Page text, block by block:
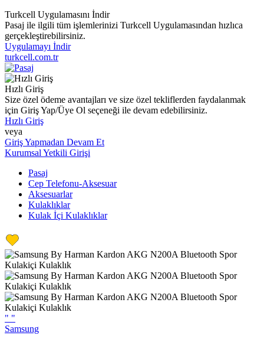
Turkcell Uygulamasını İndir
Pasaj ile ilgili tüm işlemlerinizi Turkcell Uygulamasından hızlıca
gerçekleştirebilirsiniz.
Uygulamayı İndir
turkcell.com.tr
Hızlı Giriş
Size özel ödeme avantajları ve size özel tekliflerden faydalanmak
için Giriş Yap/Üye Ol seçeneği ile devam edebilirsiniz.
Hızlı Giriş
veya
Giriş Yapmadan Devam Et
Kurumsal Yetkili Girişi
Pasaj
Cep Telefonu-Aksesuar
Aksesuarlar
Kulaklıklar
Kulak İçi Kulaklıklar
" "
Samsung